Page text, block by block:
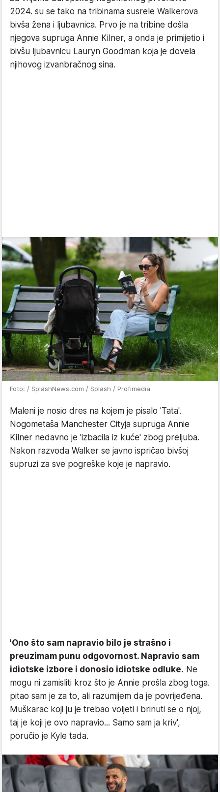
2024. su se tako na tribinama susrele Walkerova
bivša žena i ljubavnica. Prvo je na tribine došla
njegova supruga Annie Kilner, a onda je primijetio i
bivšu ljubavnicu Lauryn Goodman koja je dovela
njihovog izvanbračnog sina.
Foto: / SplashNews.com / Splash / Profimedia
Maleni je nosio dres na kojem je pisalo 'Tata'.
Nogometaša Manchester Cityja supruga Annie
Kilner nedavno je 'izbacila iz kuće' zbog preljuba.
Nakon razvoda Walker se javno ispričao bivšoj
supruzi za sve pogreške koje je napravio.
'Ono što sam napravio bilo je strašno i
preuzimam punu odgovornost. Napravio sam
idiotske izbore i donosio idiotske odluke. Ne
mogu ni zamisliti kroz što je Annie prošla zbog toga.
pitao sam je za to, ali razumijem da je povrijeđena.
Muškarac koji ju je trebao voljeti i brinuti se o njoj,
taj je koji je ovo napravio... Samo sam ja kriv',
poručio je Kyle tada.